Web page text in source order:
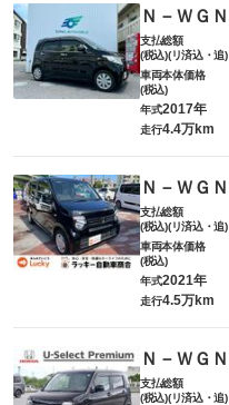
Ｎ－ＷＧＮ
支払総額
(税込)(リ済込・追)
車両本体価格
(税込)
年式2017年
走行4.4万km
Ｎ－ＷＧＮ
支払総額
(税込)(リ済込・追)
車両本体価格
(税込)
年式2021年
走行4.5万km
Ｎ－ＷＧＮ
支払総額
(税込)(リ済込・追)